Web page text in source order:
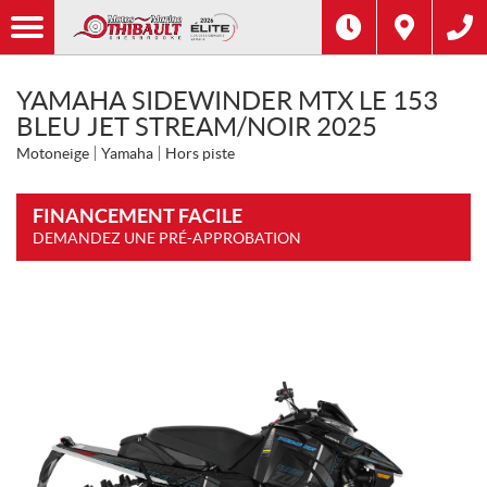
YAMAHA SIDEWINDER MTX LE 153
BLEU JET STREAM/NOIR 2025
Motoneige Yamaha Hors piste
FINANCEMENT FACILE
DEMANDEZ UNE PRÉ-APPROBATION